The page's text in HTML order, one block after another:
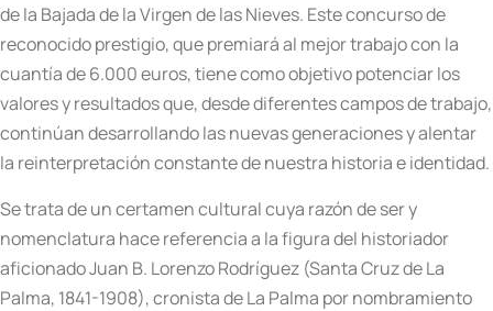
de la Bajada de la Virgen de las Nieves. Este concurso de
reconocido prestigio, que premiará al mejor trabajo con la
cuantía de 6.000 euros, tiene como objetivo potenciar los
valores y resultados que, desde diferentes campos de trabajo,
continúan desarrollando las nuevas generaciones y alentar
la reinterpretación constante de nuestra historia e identidad.
Se trata de un certamen cultural cuya razón de ser y
nomenclatura hace referencia a la figura del historiador
aficionado Juan B. Lorenzo Rodríguez (Santa Cruz de La
Palma, 1841-1908), cronista de La Palma por nombramiento